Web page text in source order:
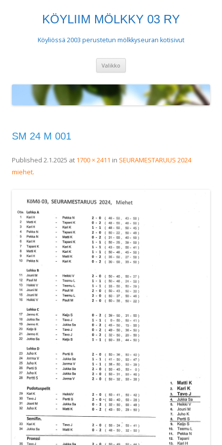
KÖYLIIM MÖLKKY 03 RY
Köyliössä 2003 perustetun mölkkyseuran kotisivut
Valikko
SM 24 M 001
Published 2.1.2025 at 1700 × 2411 in SEURAMESTARUUS 2024
miehet.